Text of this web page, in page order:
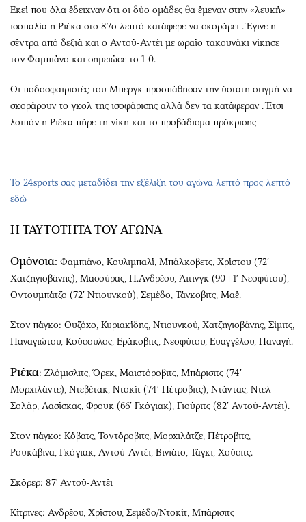
Εκεί που όλα έδειχναν ότι οι δύο ομάδες θα έμεναν στην «λευκή»
ισοπαλία η Ριέκα στο 87ο λεπτό κατάφερε να σκοράρει . Έγινε η
σέντρα από δεξιά και ο Αντού-Αντέι με ωραίο τακουνάκι νίκησε
τον Φαμπιάνο και σημειώσε το 1-0.
Οι ποδοσφαιριστές του Μπεργκ προσπάθησαν την ύστατη στιγμή να
σκοράρουν το γκολ της ισοφάρισης αλλά δεν τα κατάφεραν . Έτσι
λοιπόν η Ριέκα πήρε τη νίκη και το προβάδισμα πρόκρισης
Το 24sports σας μεταδίδει την εξέλιξη του αγώνα λεπτό προς λεπτό
εδώ
Η ΤΑΥΤΟΤΗΤΑ ΤΟΥ ΑΓΩΝΑ
Ομόνοια: Φαμπιάνο, Κουλιμπαλί, Μπάλκοβετς, Χρίστου (72′
Χατζηγιοβάνης), Μασούρας, Π.Ανδρέου, Άιτινγκ (90+1′ Νεοφύτου),
Οντουμπάτζο (72′ Ντιουνκού), Σεμέδο, Τάνκοβιτς, Μαέ.
Στον πάγκο: Ουζόχο, Κυριακίδης, Ντιουνκού, Χατζηγιοβάνης, Σίμιτς,
Παναγιώτου, Κούσουλος, Εράκοβιτς, Νεοφύτου, Ευαγγέλου, Παναγή.
Ριέκα: Ζλόμισλιτς, Όρεκ, Μαιστόροβιτς, Μπάρισιτς (74′
Μορχιλάντε), Ντεβέτακ, Ντοκίτ (74′ Πέτροβιτς), Ντάντας, Ντελ
Σολάρ, Λασίσκας, Φρουκ (66′ Γκόγιακ), Γιούριτς (82′ Αντού-Αντέι).
Στον πάγκο: Κόβατς, Τοντόροβιτς, Μορχιλάτζε, Πέτροβιτς,
Ρουκάβινα, Γκόγιακ, Αντού-Αντέι, Βινιάτο, Τάγκι, Χούσιτς.
Σκόρερ: 87' Αντού-Αντέι
Κίτρινες: Ανδρέου, Χρίστου, Σεμέδο/Ντοκίτ, Μπάρισιτς